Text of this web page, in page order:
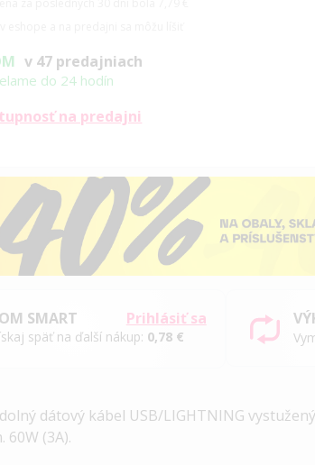
v 47 predajniach
do 24 hodín
na predajni
Prihlásiť sa
SMART
späť na ďalší nákup: 0,78 €
dátový kábel USB/LIGHTNING
60W (3A).